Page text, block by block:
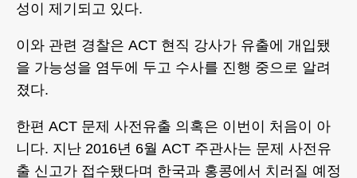
성이 제기되고 있다.
이와 관련 경찰은 ACT 현직 강사가 유출에 개입됐
을 가능성을 염두에 두고 수사를 진행 중으로 알려
졌다.
한편 ACT 문제 사전유출 의혹은 이번이 처음이 아
니다. 지난 2016년 6월 ACT 주관사는 문제 사전유
출 신고가 접수됐다며 한국과 홍콩에서 치러질 예정